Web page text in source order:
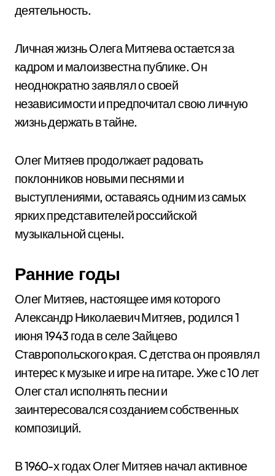
деятельность.
Личная жизнь Олега Митяева остается за
кадром и малоизвестна публике. Он
неоднократно заявлял о своей
независимости и предпочитал свою личную
жизнь держать в тайне.
Олег Митяев продолжает радовать
поклонников новыми песнями и
выступлениями, оставаясь одним из самых
ярких представителей российской
музыкальной сцены.
Ранние годы
Олег Митяев, настоящее имя которого
Александр Николаевич Митяев, родился 1
июня 1943 года в селе Зайцево
Ставропольского края. С детства он проявлял
интерес к музыке и игре на гитаре. Уже с 10 лет
Олег стал исполнять песни и
заинтересовался созданием собственных
композиций.
В 1960-х годах Олег Митяев начал активное